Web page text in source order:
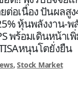
ต่อเนื่อง ปันผลสู
หุ้นพลังงาน-พ
พร้อมเดินหน้าเ
หนุนโตยั่งยืน
,Stock Market